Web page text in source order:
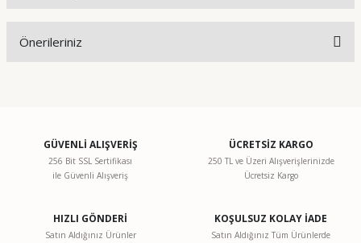
Önerileriniz
Görüş ve önerileriniz için teşekkür ederiz.
Ürün resmi kalitesiz, bozuk veya görüntülenemiyor.
Ürün bilgilerinde hatalar bulunuyor.
GÜVENLİ ALIŞVERİŞ
256 Bit SSL Sertifikası
ile Güvenli Alışveriş
ÜCRETSİZ KARGO
250 TL ve Üzeri Alışverişlerinizde
Ücretsiz Kargo
HIZLI GÖNDERİ
Satın Aldığınız Ürünler
KOŞULSUZ KOLAY İADE
Satın Aldığınız Tüm Ürünlerde